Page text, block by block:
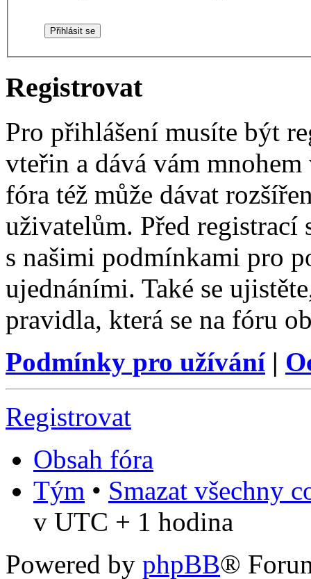
Registrovat
Pro přihlášení musíte být
vteřin a dává vám
fóra též může dávat
uživatelům. Před registrací
s našimi podmínkami pro
ujednáními. Také se
pravidla, která se na fóru
Podmínky pro užívání|
Registrovat
Obsah fóra
Tým • Smazat všechny
v UTC + 1 hodina
Powered by phpBB®